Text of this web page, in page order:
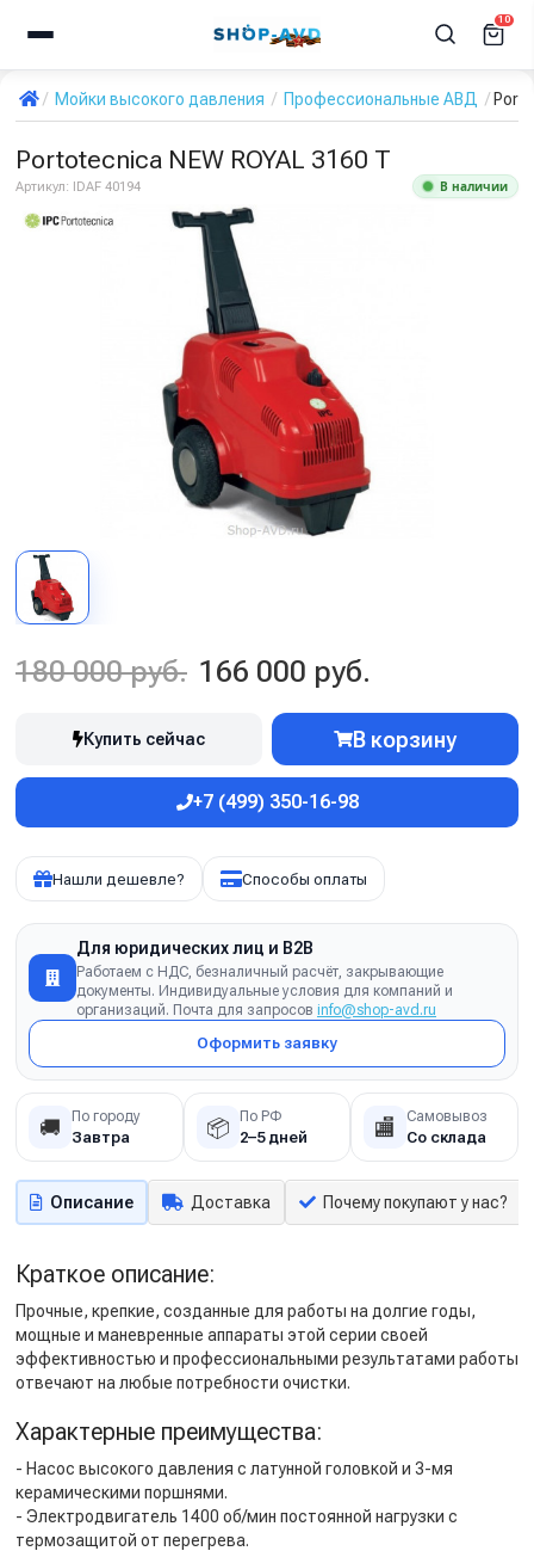
10
Мойки высокого давления Профессиональные АВД
Portotecnica NEW ROYAL 3160 T
Артикул: IDAF 40194 В наличии
180 000 руб. 166 000 руб.
Купить сейчас В корзину
+7 (499) 350-16-98
Нашли дешевле? Способы оплаты
Для юридических лиц и B2B
Работаем с НДС, безналичный расчёт, закрывающие
документы. Индивидуальные условия для компаний и
организаций. Почта для запросов info@shop-avd.ru
Оформить заявку
🚚 По городу
Завтра 📦 По РФ
2–5 дней 🏬 Самовывоз
Со склада
Описание Доставка Почему покупают у нас?
Краткое описание:
Прочные, крепкие, созданные для работы на долгие годы,
мощные и маневренные аппараты этой серии своей
эффективностью и профессиональными результатами работы
отвечают на любые потребности очистки.
Характерные преимущества:
- Насос высокого давления с латунной головкой и 3-мя
керамическими поршнями.
- Электродвигатель 1400 об/мин постоянной нагрузки с
термозащитой от перегрева.